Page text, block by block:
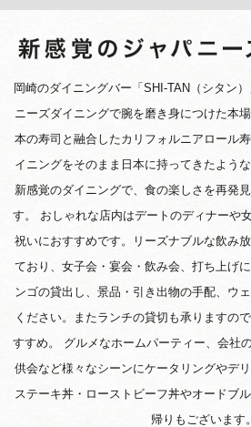
岡崎のダイニングバー「SHI-TAN（シタン
ニーズダイニングで腕を磨き身につけた本
本の寿司と融合したカリフォルニアロール
イニングをそのまま日本に持ってきたよう
新感覚のダイニングで、食の楽しさを再発
す。 おしゃれな店内はデートのディナーや
祝いにおすすめです。リーズナブルな飲み
ており、女子会・宴会・飲み会、打ち上げ
ンゴの貸出し、景品・引き出物の手配、ウ
ください。またランチの貸切も承りますの
すすめ。 グルメなホームパーティー、会社
供会など様々なシーンにケータリングやデ
ステーキ丼・ローストビーフ丼やオードブ
帰りもございます。